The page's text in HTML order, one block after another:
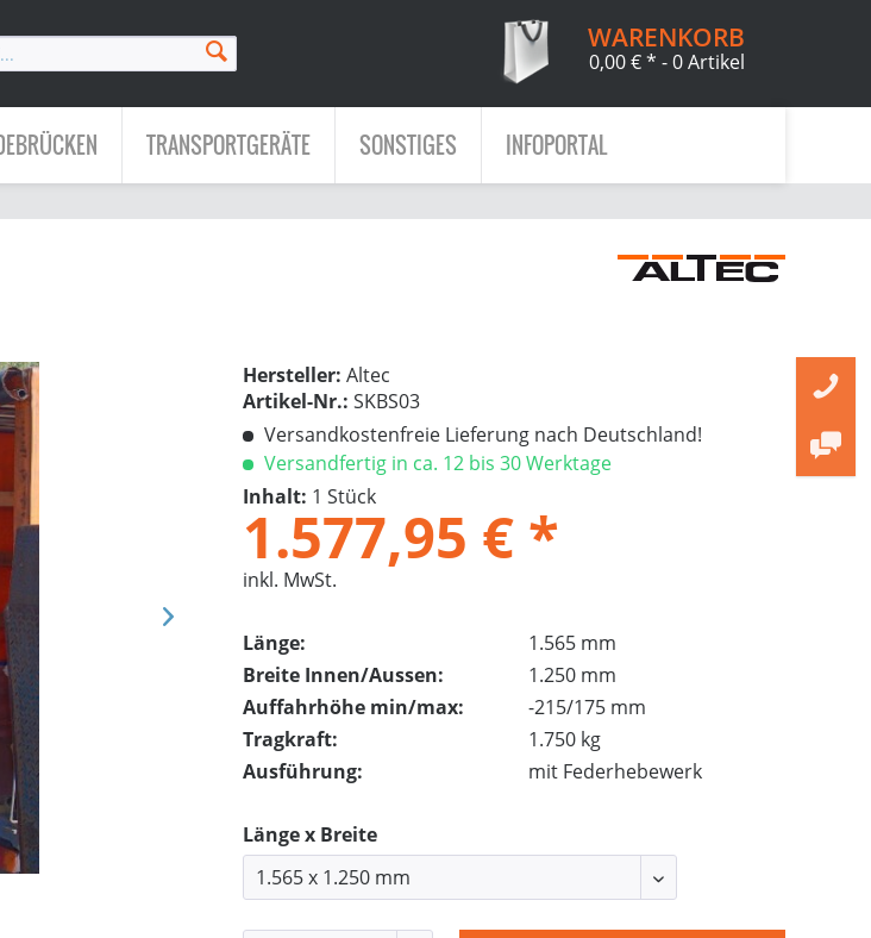
WARENKORB
0,00 € * - 0 Artikel
TRANSPORTGERÄTE SONSTIGES INFOPORTAL
Hersteller: Altec
Artikel-Nr.: SKBS03
Versandkostenfreie Lieferung nach Deutschland!
Versandfertig in ca. 12 bis 30 Werktage
Inhalt: 1 Stück
1.577,95 € *
inkl. MwSt.
Länge:
1.565 mm
Breite Innen/Aussen:
1.250 mm
Auffahrhöhe min/max:
-215/175 mm
Tragkraft:
1.750 kg
Ausführung:
mit Federhebewerk
Länge x Breite